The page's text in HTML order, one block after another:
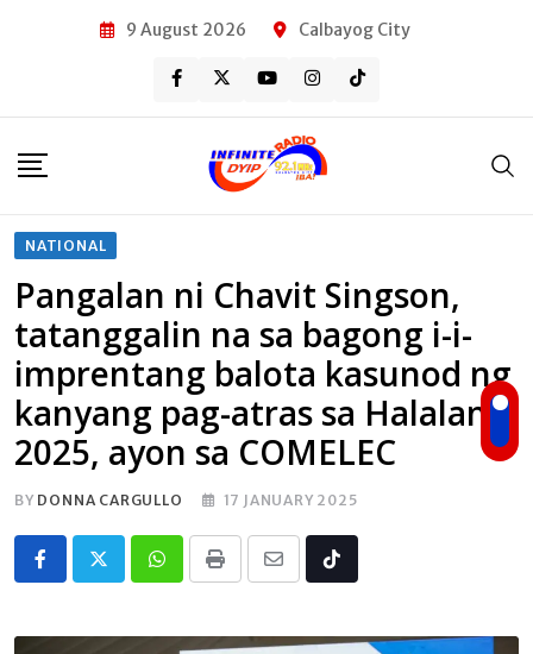
9 August 2026 Calbayog City
NATIONAL
Pangalan ni Chavit Singson,
tatanggalin na sa bagong i-i-
imprentang balota kasunod ng
kanyang pag-atras sa Halalan
2025, ayon sa COMELEC
BY DONNA CARGULLO 17 JANUARY 2025
Whatsapp
Print
Share
Email
Tiktok